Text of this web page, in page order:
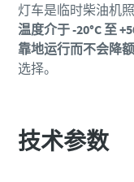
灯车是临时柴油机
温度介于 -20°C 至
靠地运行而不会降额
选择。
技术参数